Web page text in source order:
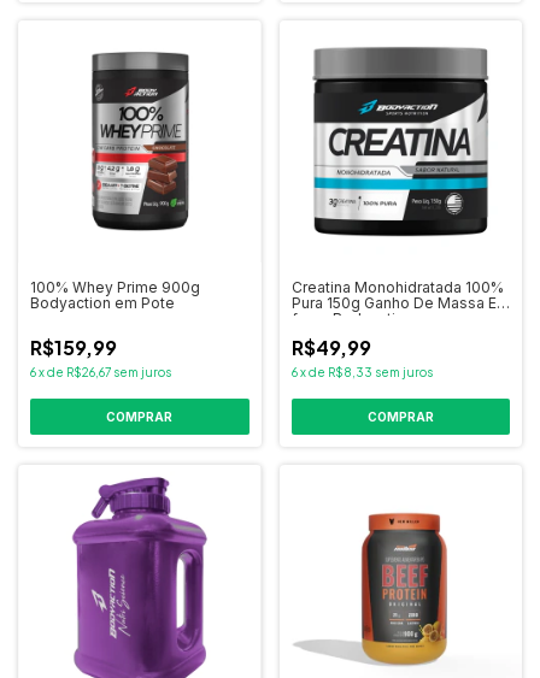
100% Whey Prime 900g
Bodyaction em Pote
R$159,99
6xde R$26,67 sem juros
COMPRAR
Creatina Monohidratada 100%
Pura 150g Ganho De Massa E
força Bodyaction
R$49,99
6 xde R$8,33 sem juros